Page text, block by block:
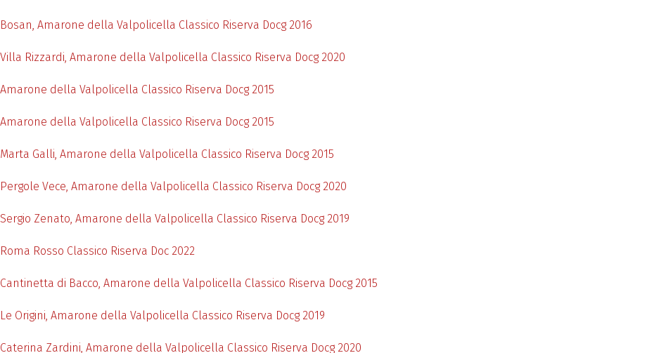
Bosan, Amarone della Valpolicella Classico Riserva Docg 2016
Villa Rizzardi, Amarone della Valpolicella Classico Riserva Docg 2020
Amarone della Valpolicella Classico Riserva Docg 2015
Amarone della Valpolicella Classico Riserva Docg 2015
Marta Galli, Amarone della Valpolicella Classico Riserva Docg 2015
Pergole Vece, Amarone della Valpolicella Classico Riserva Docg 2020
Sergio Zenato, Amarone della Valpolicella Classico Riserva Docg 2019
Roma Rosso Classico Riserva Doc 2022
Cantinetta di Bacco, Amarone della Valpolicella Classico Riserva Docg 2015
Le Origini, Amarone della Valpolicella Classico Riserva Docg 2019
Caterina Zardini, Amarone della Valpolicella Classico Riserva Docg 2020